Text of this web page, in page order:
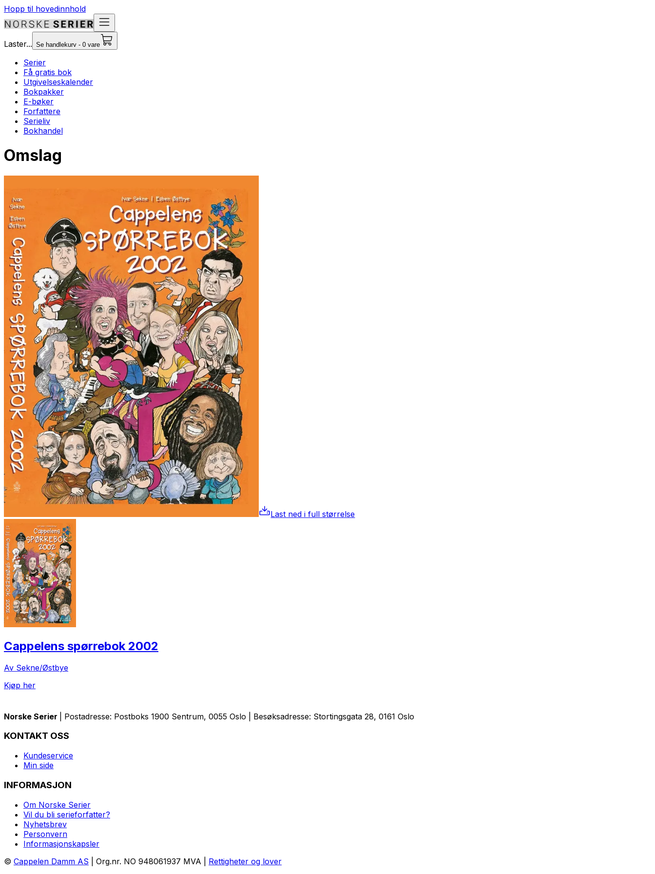
Hopp til hovedinnhold
Laster... Se handlekurv - 0 vare
Serier
Få gratis bok
Utgivelseskalender
Bokpakker
E-bøker
Forfattere
Serieliv
Bokhandel
Omslag
Last ned i full størrelse
Cappelens spørrebok 2002
Av Sekne/Østbye
Kjøp her
Norske Serier | Postadresse: Postboks 1900 Sentrum, 0055 Oslo | Besøksadresse: Stortingsgata 28, 0161 Oslo
KONTAKT OSS
Kundeservice
Min side
INFORMASJON
Om Norske Serier
Vil du bli serieforfatter?
Nyhetsbrev
Personvern
Informasjonskapsler
© Cappelen Damm AS | Org.nr. NO 948061937 MVA | Rettigheter og lover